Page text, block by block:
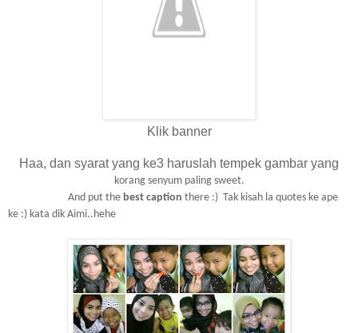
Klik banner
Haa, dan syarat yang ke3 haruslah tempek gambar yang
korang senyum paling sweet.
And put the best caption there :) Tak kisah la quotes ke ape
ke :) kata dik Aimi..hehe